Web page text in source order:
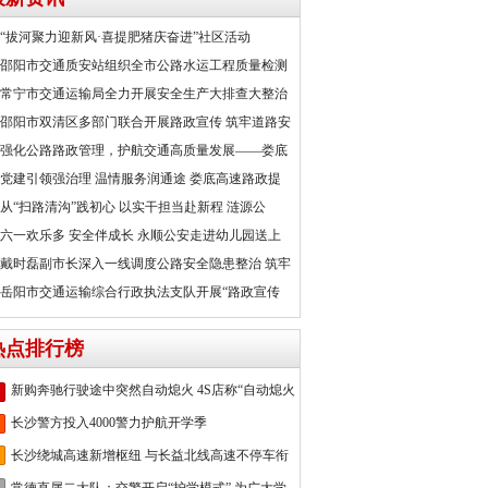
“拔河聚力迎新风·喜提肥猪庆奋进”社区活动
邵阳市交通质安站组织全市公路水运工程质量检测
常宁市交通运输局全力开展安全生产大排查大整治
邵阳市双清区多部门联合开展路政宣传 筑牢道路安
强化公路路政管理，护航交通高质量发展——娄底
党建引领强治理 温情服务润通途 娄底高速路政提
从“扫路清沟”践初心 以实干担当赴新程 涟源公
六一欢乐多 安全伴成长 永顺公安走进幼儿园送上
戴时磊副市长深入一线调度公路安全隐患整治 筑牢
岳阳市交通运输综合行政执法支队开展“路政宣传
点排行榜
新购奔驰行驶途中突然自动熄火 4S店称“自动熄火
长沙警方投入4000警力护航开学季
长沙绕城高速新增枢纽 与长益北线高速不停车衔